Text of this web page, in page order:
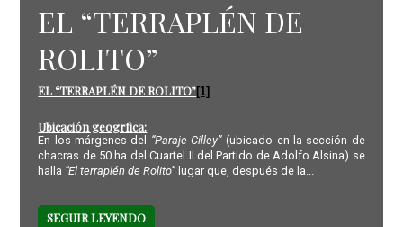
EL “TERRAPLÉN DE
ROLITO”
EL “TERRAPLÉN DE ROLITO”[1]
Ubicación geogrfica:
En los márgenes del “Paraje Cilley” (ubicado en la sección de
chacras de 50 ha del Cuartel II del Partido de Adolfo Alsina) se
halla “El terraplén de Rolito” lugar que, después de la...
SEGUIR LEYENDO